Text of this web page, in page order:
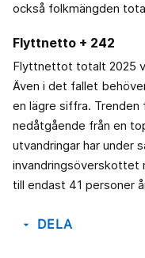
också folkmängden
Flyttnetto + 242
Flyttnettot totalt 2025
Även i det fallet
en lägre siffra. Trenden
nedåtgående från en
utvandringar har under
invandringsöverskottet
till endast 41 personer
arrow_drop_down DELA